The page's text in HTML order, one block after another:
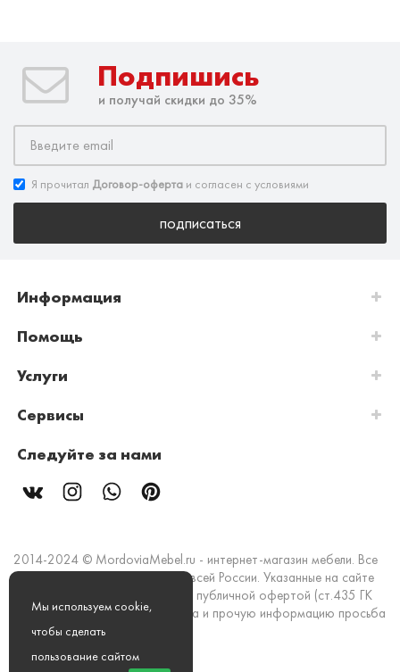
Подпишись
и получай скидки до 35%
Я прочитал Договор-оферта и согласен с условиями
подписаться
Информация
Помощь
Услуги
Сервисы
Следуйте за нами
2014-2024 © MordoviaMebel.ru - интернет-магазин мебели. Все
права защищены. Доставка по всей России. Указанные на сайте
цены и информация не являются публичной офертой (ст.435 ГК
РФ). Стоимость, наличие товара и прочую информацию просьба
уточнять в офисах продаж.
Мы используем cookie,
чтобы сделать
пользование сайтом